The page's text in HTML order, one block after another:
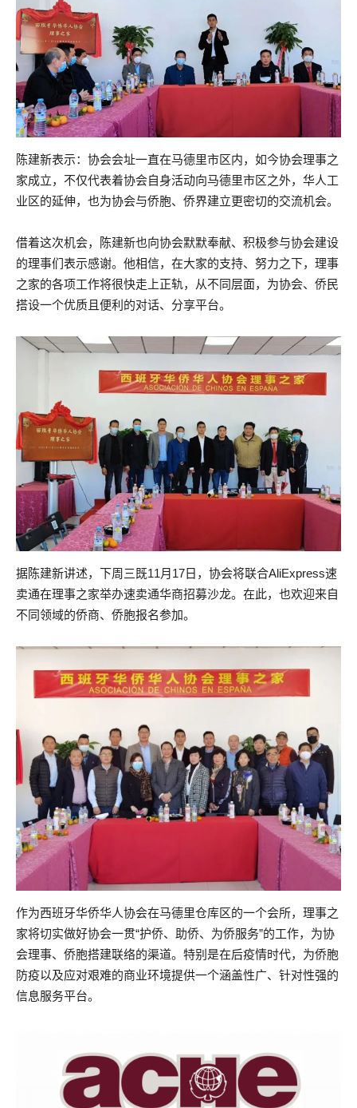
陈建新表示：协会会址一直在马德里市区内，如今协会理事之
家成立，不仅代表着协会自身活动向马德里市区之外，华人工
业区的延伸，也为协会与侨胞、侨界建立更密切的交流机会。
借着这次机会，陈建新也向协会默默奉献、积极参与协会建设
的理事们表示感谢。他相信，在大家的支持、努力之下，理事
之家的各项工作将很快走上正轨，从不同层面，为协会、侨民
搭设一个优质且便利的对话、分享平台。
据陈建新讲述，下周三既11月17日，协会将联合AliExpress速
卖通在理事之家举办速卖通华商招募沙龙。在此，也欢迎来自
不同领域的侨商、侨胞报名参加。
作为西班牙华侨华人协会在马德里仓库区的一个会所，理事之
家将切实做好协会一贯“护侨、助侨、为侨服务”的工作，为协
会理事、侨胞搭建联络的渠道。特别是在后疫情时代，为侨胞
防疫以及应对艰难的商业环境提供一个涵盖性广、针对性强的
信息服务平台。